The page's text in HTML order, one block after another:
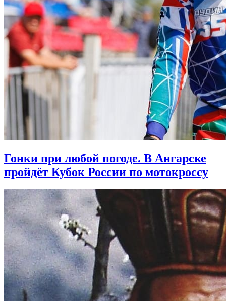
Гонки при любой погоде. В Ангарске
пройдёт Кубок России по мотокроссу